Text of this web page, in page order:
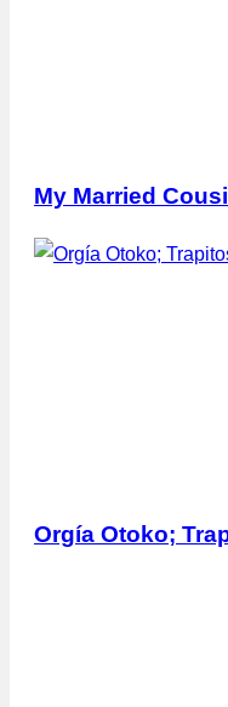
My Married
Orgía Otoko;